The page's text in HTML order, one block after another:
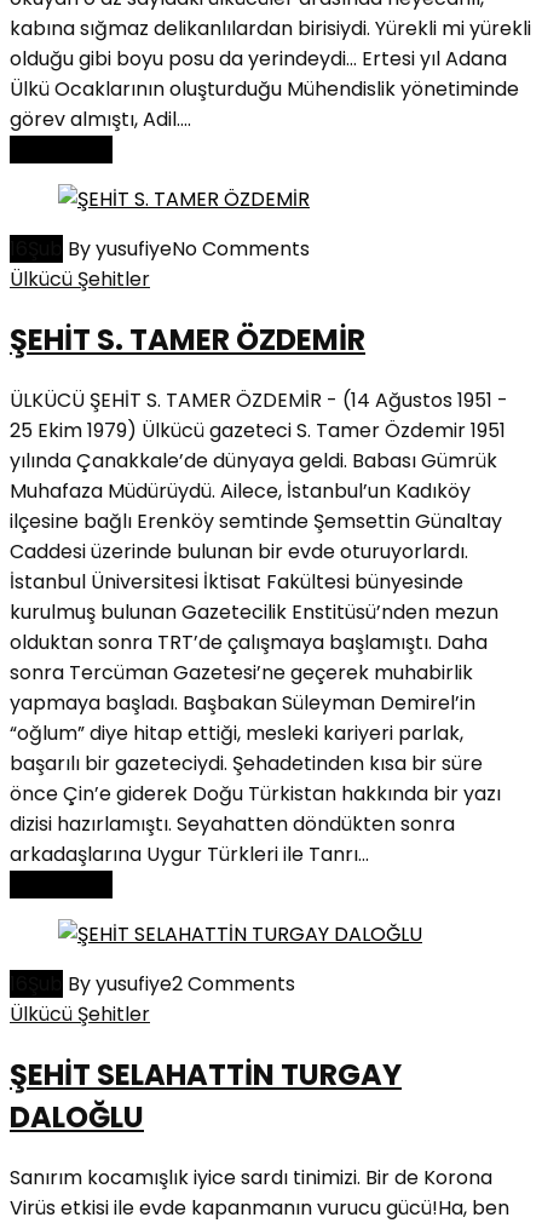
kabına sığmaz delikanlılardan birisiydi. Yürekli mi yürekli
olduğu gibi boyu posu da yerindeydi… Ertesi yıl Adana
Ülkü Ocaklarının oluşturduğu Mühendislik yönetiminde
görev almıştı, Adil....
By yusufiyeNo Comments
Ülkücü Şehitler
ŞEHİT S. TAMER ÖZDEMİR
ÜLKÜCÜ ŞEHİT S. TAMER ÖZDEMİR - (14 Ağustos 1951 -
25 Ekim 1979) Ülkücü gazeteci S. Tamer Özdemir 1951
yılında Çanakkale’de dünyaya geldi. Babası Gümrük
Muhafaza Müdürüydü. Ailece, İstanbul’un Kadıköy
ilçesine bağlı Erenköy semtinde Şemsettin Günaltay
Caddesi üzerinde bulunan bir evde oturuyorlardı.
İstanbul Üniversitesi İktisat Fakültesi bünyesinde
kurulmuş bulunan Gazetecilik Enstitüsü’nden mezun
olduktan sonra TRT’de çalışmaya başlamıştı. Daha
sonra Tercüman Gazetesi’ne geçerek muhabirlik
yapmaya başladı. Başbakan Süleyman Demirel’in
“oğlum” diye hitap ettiği, mesleki kariyeri parlak,
başarılı bir gazeteciydi. Şehadetinden kısa bir süre
önce Çin’e giderek Doğu Türkistan hakkında bir yazı
dizisi hazırlamıştı. Seyahatten döndükten sonra
arkadaşlarına Uygur Türkleri ile Tanrı...
By yusufiye2 Comments
Ülkücü Şehitler
ŞEHİT SELAHATTİN TURGAY
DALOĞLU
Sanırım kocamışlık iyice sardı tinimizi. Bir de Korona
Virüs etkisi ile evde kapanmanın vurucu gücü!Ha, ben